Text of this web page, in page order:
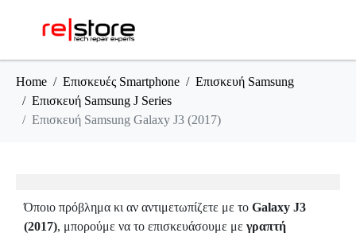
Home Επισκευές Smartphone
Επισκευή Samsung
Επισκευή Samsung J Series
Επισκευή Samsung Galaxy J3 (2017)
Όποιο πρόβλημα κι αν αντιμετωπίζετε με το Galaxy J3
(2017), μπορούμε να το επισκευάσουμε με γραπτή